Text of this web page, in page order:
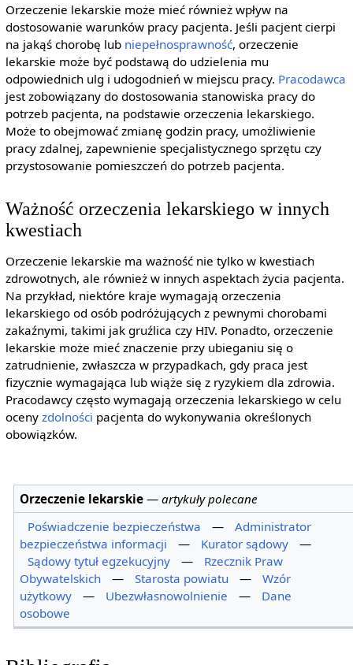
Orzeczenie lekarskie może mieć również wpływ na
dostosowanie warunków pracy pacjenta. Jeśli pacjent cierpi
na jakąś chorobę lub niepełnosprawność, orzeczenie
lekarskie może być podstawą do udzielenia mu
odpowiednich ulg i udogodnień w miejscu pracy. Pracodawca
jest zobowiązany do dostosowania stanowiska pracy do
potrzeb pacjenta, na podstawie orzeczenia lekarskiego.
Może to obejmować zmianę godzin pracy, umożliwienie
pracy zdalnej, zapewnienie specjalistycznego sprzętu czy
przystosowanie pomieszczeń do potrzeb pacjenta.
Ważność orzeczenia lekarskiego w innych
kwestiach
Orzeczenie lekarskie ma ważność nie tylko w kwestiach
zdrowotnych, ale również w innych aspektach życia pacjenta.
Na przykład, niektóre kraje wymagają orzeczenia
lekarskiego od osób podróżujących z pewnymi chorobami
zakaźnymi, takimi jak gruźlica czy HIV. Ponadto, orzeczenie
lekarskie może mieć znaczenie przy ubieganiu się o
zatrudnienie, zwłaszcza w przypadkach, gdy praca jest
fizycznie wymagająca lub wiąże się z ryzykiem dla zdrowia.
Pracodawcy często wymagają orzeczenia lekarskiego w celu
oceny zdolności pacjenta do wykonywania określonych
obowiązków.
Orzeczenie lekarskie —artykuły polecane
Poświadczenie bezpieczeństwa
—
Administrator
bezpieczeństwa informacji
— Kurator sądowy
—
Sądowy tytuł egzekucyjny
—
Rzecznik Praw
Obywatelskich
— Starosta powiatu —
Wzór
użytkowy
— Ubezwłasnowolnienie —
Dane
osobowe